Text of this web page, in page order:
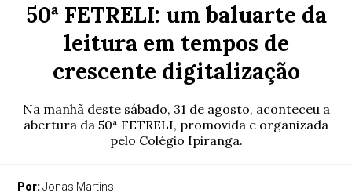
50ª FETRELI: um baluarte da
leitura em tempos de
crescente digitalização
Na manhã deste sábado, 31 de agosto, aconteceu a
abertura da 50ª FETRELI, promovida e organizada
pelo Colégio Ipiranga.
Por:Jonas Martins